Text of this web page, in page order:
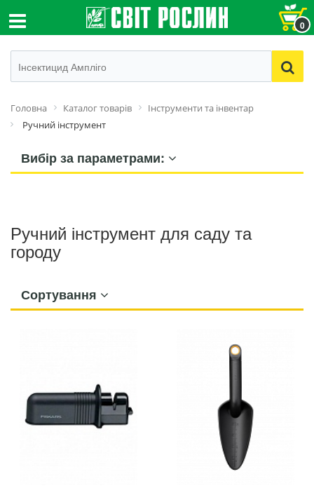
0
Головна Каталог товарів
Інструменти та інвентар
Ручний інструмент
Вибір за параметрами:
Ручний інструмент для саду та
городу
Сортування